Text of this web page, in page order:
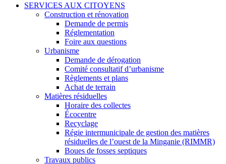
SERVICES AUX CITOYENS
Construction et rénovation
Demande de permis
Réglementation
Foire aux questions
Urbanisme
Demande de dérogation
Comité consultatif d’urbanisme
Règlements et plans
Achat de terrain
Matières résiduelles
Horaire des collectes
Écocentre
Recyclage
Régie intermunicipale de gestion des matières
résiduelles de l’ouest de la Minganie (RIMMR)
Boues de fosses septiques
Travaux publics